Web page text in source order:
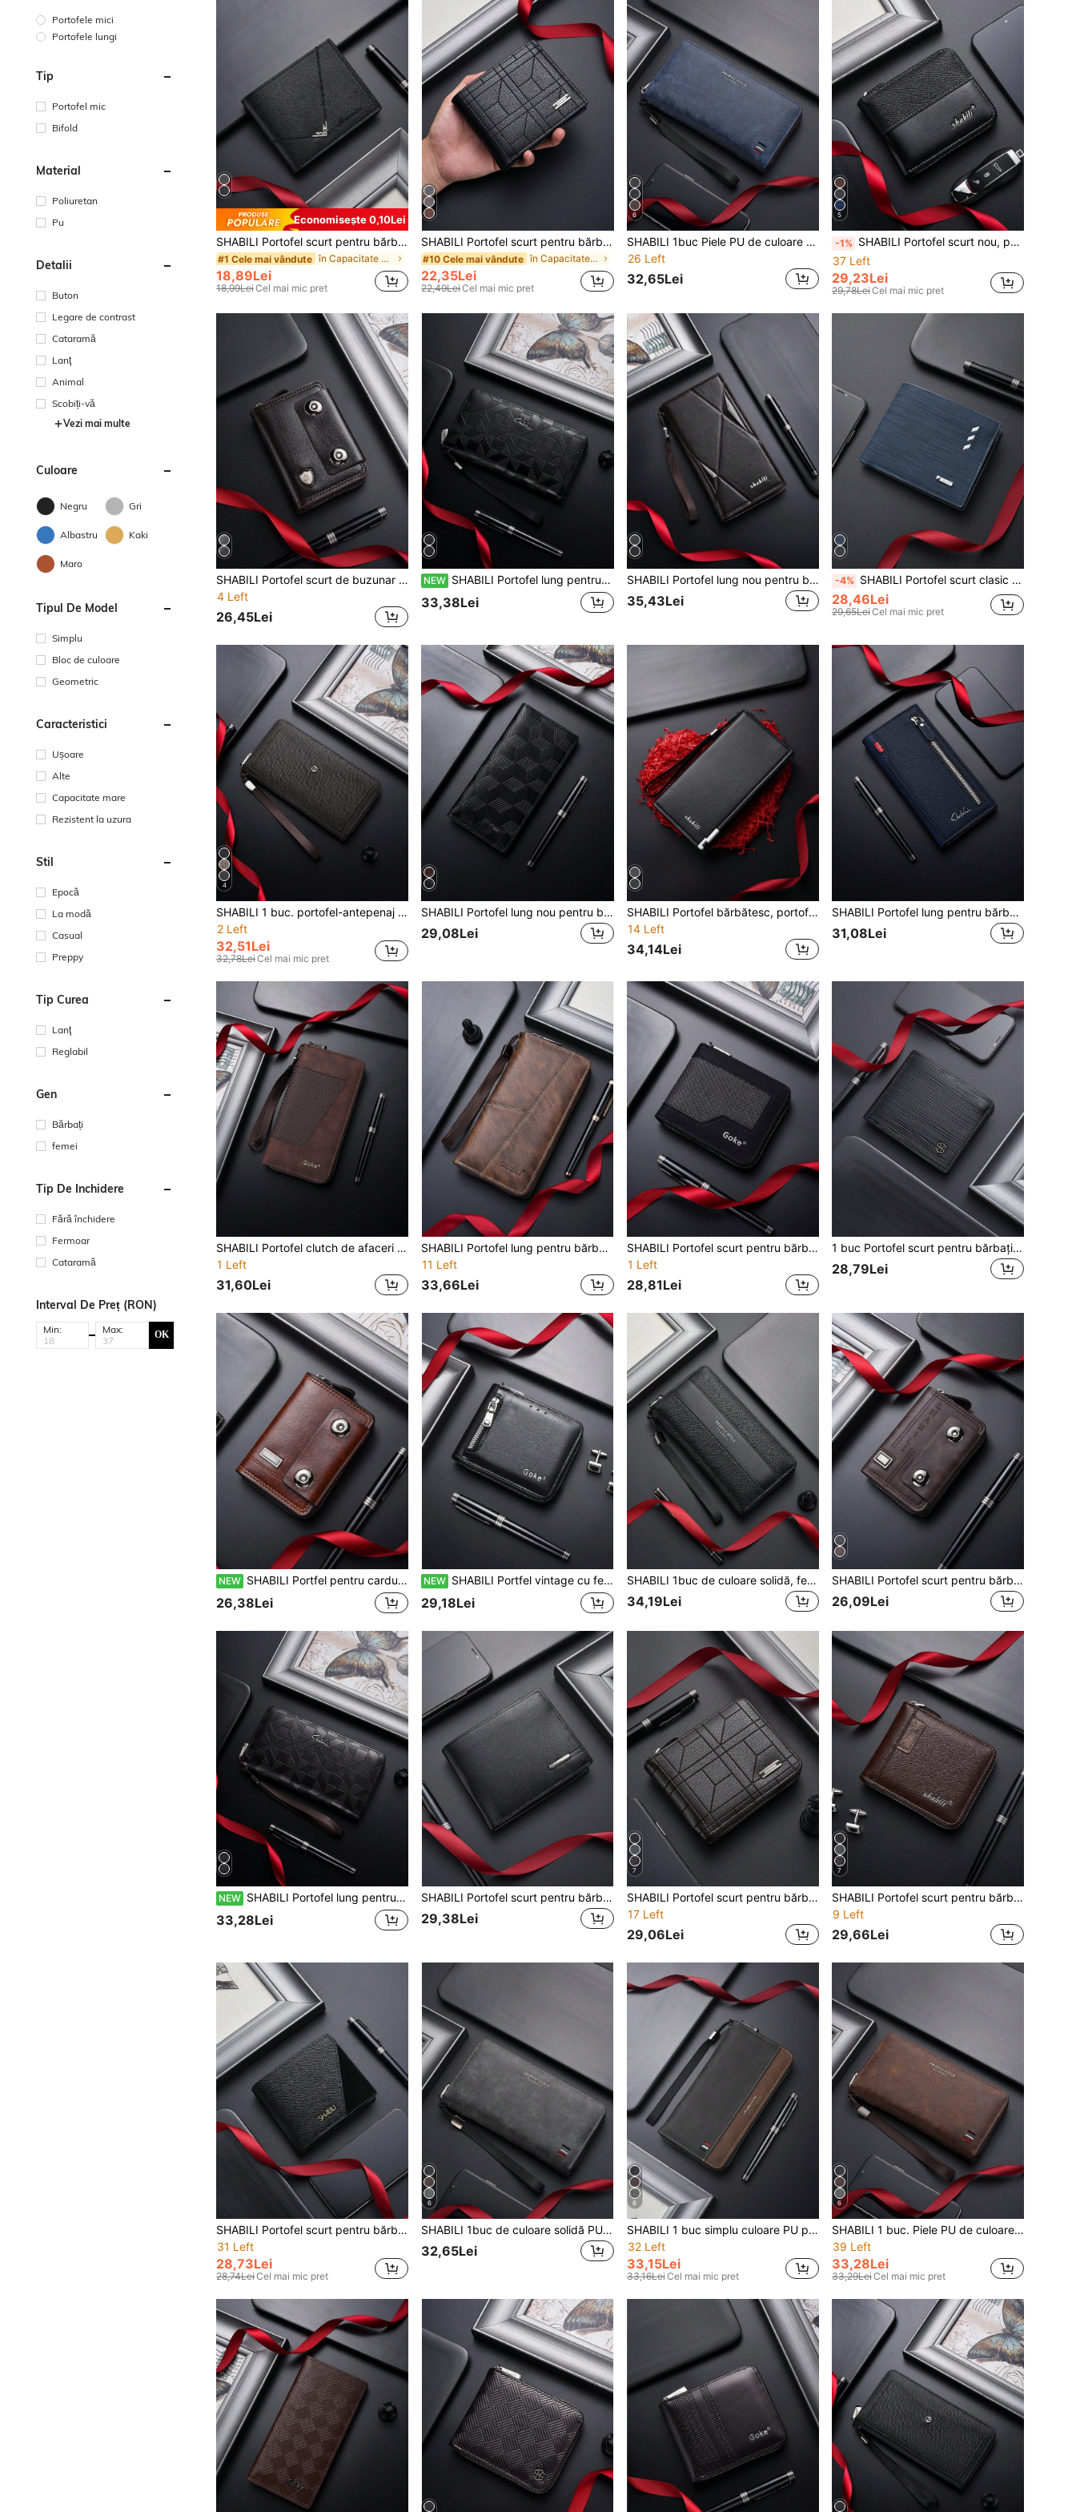
Portofele mici
Portofele lungi
Tip
Portofel mic
Bifold
Material
Poliuretan
Pu
Detalii
Buton
Legare de contrast
Cataramă
Lanţ
Animal
Scobiți-vă
Vezi mai multe
Culoare
Negru Gri
Albastru Kaki
Maro
Tipul De Model
Simplu
Bloc de culoare
Geometric
Caracteristici
Ușoare
Alte
Capacitate mare
Rezistent la uzura
Stil
Epocă
La modă
Casual
Preppy
Tip Curea
Lanţ
Reglabil
Gen
Bărbați
femei
Tip De Închidere
Fără închidere
Fermoar
Cataramă
Interval De Preț (RON)
Min: Max: OK
Economisește 0,10Lei
SHABILI Portofel scurt pentru bărbați la modă coreeană, clasic, cel mai bine vândut, orizontal, cu capacitate mare, slot pentru mai multe carduri, portofel pentru bărbați, portofel mini, poșetă, portofel pentru bărbați, portofel din piele, portofel mic, geantă de călătorie esențială de vară, geantă neagră pentru festival, absolvire, cadouri de apreciere pentru profesori, cadou de ziua de naștere, cadou pentru mamă, cadou de Ziua Mamei
#1 Cele mai vândute în Capacitate mare Portofele mici
18,89Lei
18,99LeiCel mai mic pret
SHABILI Portofel scurt pentru bărbați, stil coreean, design clasic bestseller, orizontal, capacitate mare, mai multe compartimente pentru carduri, business
#10 Cele mai vândute în Capacitate mare Portofele mici
22,35Lei
22,49LeiCel mai mic pret
6
SHABILI 1buc Piele PU de culoare solidă Fermoar de capacitate mare Portofel de afaceri Geanta pentru telefon Husă pentru telefon Utilizare zilnică/la birou Pentru bărbați Portofel Poșetă Portofel Portofel lung Portofel de mână
26 Left
32,65Lei
5
-1% SHABILI Portofel scurt nou, portfel popular pentru bărbați cu fermoar pentru carduri, portofel pentru monede pentru studenți
37 Left
29,23Lei
29,78LeiCel mai mic pret
SHABILI Portofel scurt de buzunar pentru monede tip acordeon pentru bărbați, cu dublă clemă, capacitate mare, multifuncțional, casual, pentru carduri
4 Left
26,45Lei
NEW SHABILI Portofel lung pentru bărbați, stil coreean, fashion, capacitate mare, cu mai multe sloturi pentru carduri, tip clutch, geantă de mână casual
33,38Lei
SHABILI Portofel lung nou pentru bărbați, suport de carduri de lux, capacitate mare, clutch multifuncțional
35,43Lei
-4% SHABILI Portofel scurt clasic pentru bărbați, suport pentru carduri ultra-subțire vintage pentru tineret, portofel multifuncțional pentru carduri, stil nou pentru studenți, portofel pentru bărbați
28,46Lei
29,65LeiCel mai mic pret
4
SHABILI 1 buc. portofel-antepenaj de business din PU, culoare uni, capacitate mare, cu fermoar, geantă pentru telefon, pentru bărbați, navetă, studenți, utilizare zilnică
2 Left
32,51Lei
32,78LeiCel mai mic pret
SHABILI Portofel lung nou pentru bărbați cu fermoar, geantă tip clutch, geantă de mână fashion business pentru bărbați, geantă de mână pentru studenți
29,08Lei
SHABILI Portofel bărbătesc, portofel subțire, pliabil, creativ, de lungime medie, cu capacitate mare pentru cărți de vizită
14 Left
34,14Lei
SHABILI Portofel lung pentru bărbați, stil coreean, minimalist, la modă, cu capacitate mare și multifuncțional
31,08Lei
SHABILI Portofel clutch de afaceri din PU, culoare uni, capacitate mare, cu fermoar, pentru telefon, pentru bărbați, navetă, studenți, utilizare zilnică
1 Left
31,60Lei
SHABILI Portofel lung pentru bărbați, la modă, cu fermoar, sloturi multiple pentru carduri, portofel pentru tineret, geantă pentru telefon, capacitate mare
11 Left
33,66Lei
SHABILI Portofel scurt pentru bărbați, la modă, orizontal, multifuncțional, cu mai multe sloturi pentru carduri, suport pentru buletin și compartiment pentru monede
1 Left
28,81Lei
1 buc Portofel scurt pentru bărbați, suport pentru carduri ultra-subțire vintage pentru tineret, portofel multifuncțional pentru carduri, stil nou pentru studenți, portofel pentru bărbați
28,79Lei
NEW SHABILI Portfel pentru carduri tip acordeon pentru bărbați, minimalist și la modă, cu dublă cataramă magnetică, capacitate mare, protecție pentru colțuri, suport pentru buletin și portmonede pentru monede
26,38Lei
NEW SHABILI Portfel vintage cu fermoar, scurt, cu mai multe compartimente, pentru carduri de credit și monede, geantă retro casual pătrată
29,18Lei
SHABILI 1buc de culoare solidă, fermoar de mare capacitate, portofel de afaceri, ambreiaj, potrivit pentru studenți pentru navetă și utilizare zilnică, cu compartiment pentru telefon, pentru bărbați, portofel, portofel, portofel, portofel lung, portofel.
34,19Lei
SHABILI Portofel scurt pentru bărbați, tip acordeon, cu două nasturi, suport pentru carduri, capacitate mare, casual
26,09Lei
NEW SHABILI Portofel lung pentru bărbați, stil coreean, clutch la modă cu capacitate mare și mai multe sloturi pentru carduri, portofel casual pentru bărbați
33,28Lei
SHABILI Portofel scurt pentru bărbați, vintage, pentru tineret, ultra-subțire, suport pentru carduri, multifuncțional, pentru studenți
29,38Lei
7
SHABILI Portofel scurt pentru bărbați, stil coreean, stil clasic, orizontal, capacitate mare, sloturi pentru carduri, portofel de afaceri pentru bărbați, portofel mini, portofel pentru bărbați, portofel din piele, portofel mic
17 Left
29,06Lei
7
SHABILI Portofel scurt pentru bărbați la modă coreeană, clasic, cel mai bine vândut, orizontal, cu capacitate mare, slot pentru mai multe carduri, portofel pentru bărbați, portofel mini, portofel pentru bărbați, portofel din piele, portofel mic, esențial pentru călătorii, cadouri esențiale pentru festivalul de vară, absolvire, cadou de apreciere pentru profesori, cadou de ziua de naștere, cadou pentru mamă, cadou de Ziua Mamei
9 Left
29,66Lei
SHABILI Portofel scurt pentru bărbați, vintage, pentru tineret, ultra-subțire, suport pentru carduri, portofel multifuncțional pentru carduri pentru studenți
31 Left
28,73Lei
28,74LeiCel mai mic pret
6
SHABILI 1buc de culoare solidă PU cu fermoar de mare capacitate Portofel de afaceri Husă pentru telefon de mână pentru bărbați Utilizare zilnică potrivită pentru navetă și studenți pentru bărbați Portofel Poșetă Portofel Portofel lung Portofel de mână
32,65Lei
6
SHABILI 1 buc simplu culoare PU piele fermoar mare capacitate portofel Business Clutch portofel geantă de mână pentru bărbați naveta și uz zilnic portofel portofel lung portofel de mână portofel
32 Left
33,15Lei
33,16LeiCel mai mic pret
6
SHABILI 1 buc. Piele PU de culoare solidă Portofel cu fermoar de capacitate mare Geantă de mână Geantă pentru telefon mobil Student pentru navetă Utilizare zilnică pentru bărbați Portofel
39 Left
33,28Lei
33,29LeiCel mai mic pret